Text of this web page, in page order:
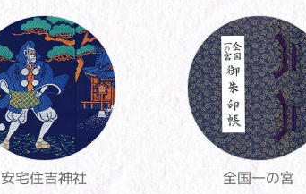
安宅住吉神社 全国一の宮